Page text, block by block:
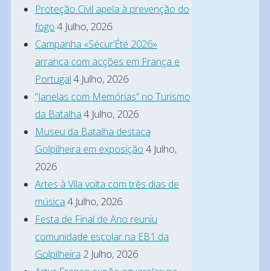
da
Direcção,
Contas
do
Exercício
de
2009
e
do
Conselho
Fiscal.
Foi
mais
Proteção Civil apela à prevenção do
fogo 4 Julho, 2026
Campanha «Sécur’Été 2026»
arranca com acções em França e
Portugal 4 Julho, 2026
“Janelas com Memórias” no Turismo
da Batalha 4 Julho, 2026
Museu da Batalha destaca
Golpilheira em exposição 4 Julho,
2026
Artes à Vila volta com três dias de
música 4 Julho, 2026
Festa de Final de Ano reuniu
comunidade escolar na EB1 da
Golpilheira 2 Julho, 2026